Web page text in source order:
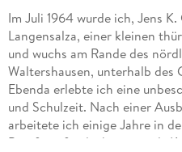
Im Juli 1964 wurde ich, Jens
Langensalza, einer kleinen
und wuchs am Rande des
Waltershausen, unterhalb des
Ebenda erlebte ich eine
und Schulzeit. Nach einer
arbeitete ich einige Jahre in
Berufung fand ich später als